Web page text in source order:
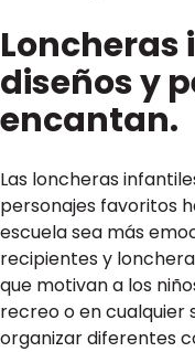
Loncheras
diseños y
encantan.
Las loncheras
personajes favoritos
escuela sea más
recipientes y
que motivan a los
recreo o en cualquier
organizar diferentes